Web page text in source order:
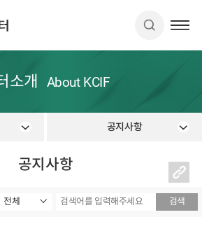
소개 About KCIF
공지사항
공지사항
검색